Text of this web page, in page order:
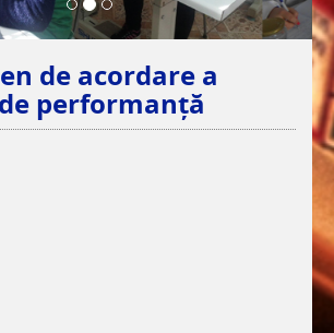
de acordare a
performanță